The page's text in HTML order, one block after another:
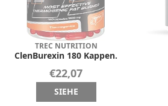
TREC NUTRITION
ClenBurexin 180 Kappen.
€22,07
SIEHE